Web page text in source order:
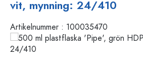
vit, mynning: 24/410
Artikelnummer : 100035470